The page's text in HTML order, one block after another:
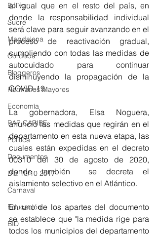
Bolívar
Sucre
Magdalena
Córdoba
Bloggeros
Hermanos Mayores
Economía
RAP CARIBE
Política
Documentos
Día 10/10 2017
Carnaval
Educación
BID
al igual que en el resto del país, en
donde la responsabilidad individual
será clave para seguir avanzando en el
proceso de reactivación gradual,
cumpliendo con todas las medidas de
autocuidado para continuar
disminuyendo la propagación de la
COVID-19.
La gobernadora, Elsa Noguera,
anunció las medidas que regirán en el
departamento en esta nueva etapa, las
cuales están expedidas en el decreto
00310 del 30 de agosto de 2020,
donde también  se decreta el
aislamiento selectivo en el Atlántico.
En uno de los apartes del documento
se establece que "la medida rige para
todos los municipios del departamento